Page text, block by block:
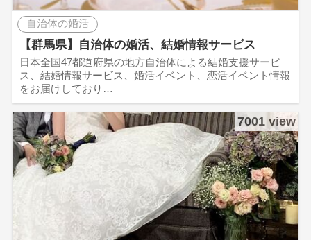
自治体の婚活
【群馬県】自治体の婚活、結婚情報サービス
日本全国47都道府県の地方自治体による結婚支援サービ
ス、結婚情報サービス、婚活イベント、恋活イベント情報
をお届けしており…
7001 view